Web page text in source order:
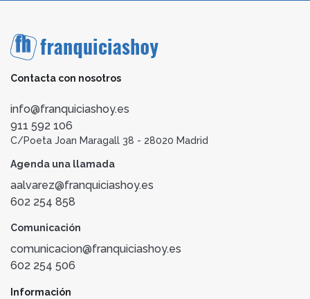
Contacta con nosotros
info@franquiciashoy.es
911 592 106
C/Poeta Joan Maragall 38 - 28020 Madrid
Agenda una llamada
aalvarez@franquiciashoy.es
602 254 858
Comunicación
comunicacion@franquiciashoy.es
602 254 506
Información